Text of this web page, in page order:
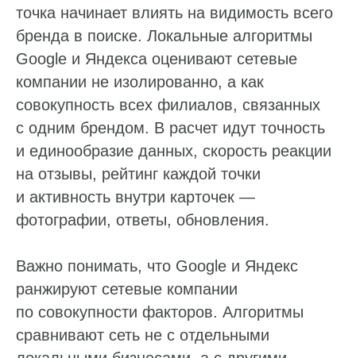
точка начинает влиять на видимость всего
бренда в поиске. Локальные алгоритмы
Google и Яндекса оценивают сетевые
компании не изолированно, а как
совокупность всех филиалов, связанных
с одним брендом. В расчет идут точность
и единообразие данных, скорость реакции
на отзывы, рейтинг каждой точки
и активность внутри карточек —
фотографии, ответы, обновления.
Важно понимать, что Google и Яндекс
ранжируют сетевые компании
по совокупности факторов. Алгоритмы
сравнивают сеть не с отдельными
Ответим на ваши вопросы
Пн — пт: 10:00–19:00
Ваше имя*
Телефон*
+7
ваших персональных данных и подтверждаете, что
ознакомились сПолитикой конфиденциальности
Оставьте заявку, и мы расскажем,
как наладить работу с репутацией,
отзывами и данными на онлайн-картах